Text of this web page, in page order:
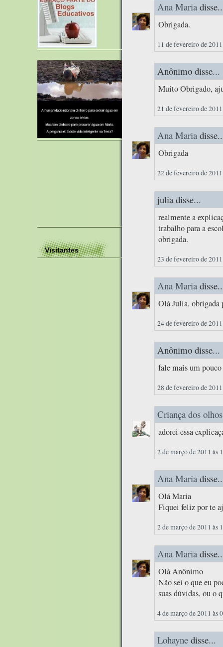
Visitantes
Ana Maria
Obrigada.
11 de fevereiro de
Anônimo disse...
Muito Obrigado,
21 de fevereiro de
Ana Maria
Obrigada
22 de fevereiro de
julia disse...
realmente a
trabalho para a
obrigada.
23 de fevereiro de
Ana Maria
Olá Julia, obrigada
24 de fevereiro de
Anônimo disse...
fale mais um
28 de fevereiro de
Criança dos
adorei essa
2 de março de 2011 às
Ana Maria
Olá Maria
Fiquei feliz por te
2 de março de 2011 às
Ana Maria
Olá Anônimo
Não sei o que eu
suas dúvidas, ou o
4 de março de 2011 às
Lohayne disse...